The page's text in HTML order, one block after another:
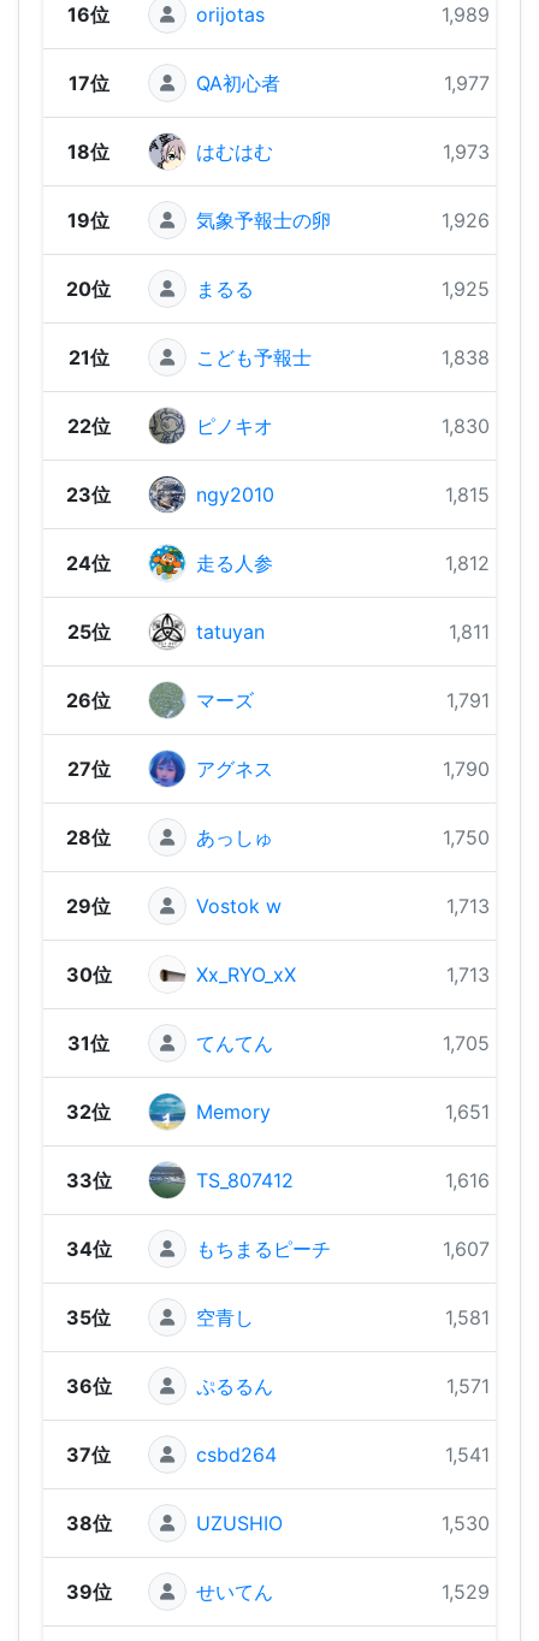
16位 orijotas 1,989 pts
17位 QA初心者 1,977 pts
18位 はむはむ 1,973 pts
19位 気象予報士の卵 1,926 pts
20位 まるる 1,925 pts
21位 こども予報士 1,838 pts
22位 ピノキオ 1,830 pts
23位 ngy2010 1,815 pts
24位 走る人参 1,812 pts
25位 tatuyan 1,811 pts
26位 マーズ 1,791 pts
27位 アグネス 1,790 pts
28位 あっしゅ 1,750 pts
29位 Vostok w 1,713 pts
30位 Xx_RYO_xX 1,713 pts
31位 てんてん 1,705 pts
32位 Memory 1,651 pts
33位 TS_807412 1,616 pts
34位 もちまるピーチ 1,607 pts
35位 空青し 1,581 pts
36位 ぷるるん 1,571 pts
37位 csbd264 1,541 pts
38位 UZUSHIO 1,530 pts
39位 せいてん 1,529 pts